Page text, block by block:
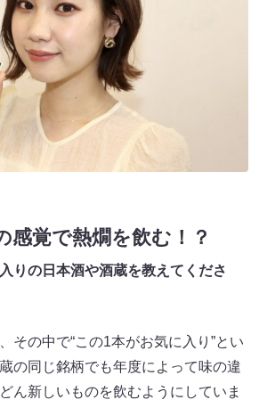
感覚で熱燗を飲む！？
の日本酒や酒蔵を教えてくださ
その中で“この1本がお気に入り”とい
の同じ銘柄でも年度によって味の違
ん新しいものを飲むようにしていま